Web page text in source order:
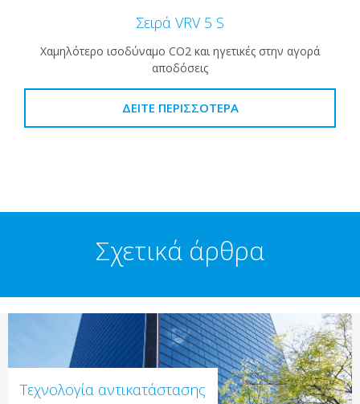
Σειρά VRV 5 S
Χαμηλότερο ισοδύναμο CO2 και ηγετικές στην αγορά
αποδόσεις
ΔΕΊΤΕ ΠΕΡΙΣΣΌΤΕΡΑ
Σχετικά άρθρα
Τεχνολογία αντικατάστασης